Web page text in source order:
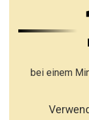
bei einem